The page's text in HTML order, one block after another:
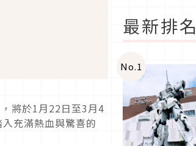
將於1月22日至3月4
充滿熱血與驚喜的
最新排名
No.1